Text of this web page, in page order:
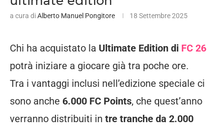
a cura diAlberto Manuel Pongitore 18 Settembre 2025
Chi ha acquistato la Ultimate Edition di FC 26
potrà iniziare a giocare già tra poche ore.
Tra i vantaggi inclusi nell’edizione speciale ci
sono anche 6.000 FC Points, che quest’anno
verranno distribuiti in tre tranche da 2.000